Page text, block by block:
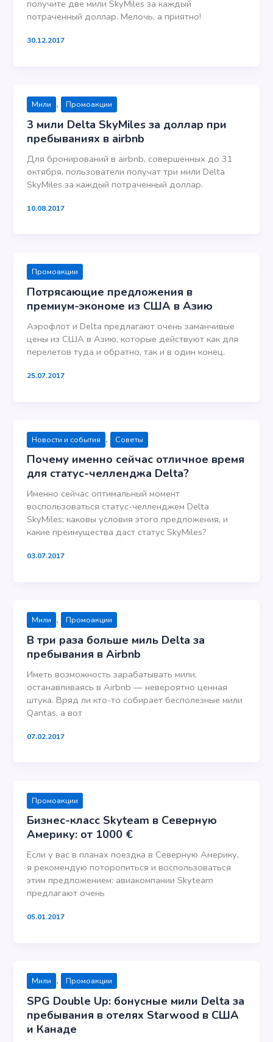
получите две мили SkyMiles за каждый
потраченный доллар. Мелочь, а приятно!
30.12.2017
Мили , Промоакции
3 мили Delta SkyMiles за доллар при
пребываниях в airbnb
Для бронирований в airbnb, совершенных до 31
октября, пользователи получат три мили Delta
SkyMiles за каждый потраченный доллар.
10.08.2017
Промоакции
Потрясающие предложения в
премиум-экономе из США в Азию
Аэрофлот и Delta предлагают очень заманчивые
цены из США в Азию, которые действуют как для
перелетов туда и обратно, так и в один конец.
25.07.2017
Новости и события , Советы
Почему именно сейчас отличное время
для статус-челленджа Delta?
Именно сейчас оптимальный момент
воспользоваться статус-челленджем Delta
SkyMiles; каковы условия этого предложения, и
какие преимущества даст статус SkyMiles?
03.07.2017
Мили , Промоакции
В три раза больше миль Delta за
пребывания в Airbnb
Иметь возможность зарабатывать мили,
останавливаясь в Airbnb — невероятно ценная
штука. Вряд ли кто-то собирает бесполезные мили
Qantas, а вот
07.02.2017
Промоакции
Бизнес-класс Skyteam в Северную
Америку: от 1000 €
Если у вас в планах поездка в Северную Америку,
я рекомендую поторопиться и воспользоваться
этим предложением: авиакомпании Skyteam
предлагают очень
05.01.2017
Мили , Промоакции
SPG Double Up: бонусные мили Delta за
пребывания в отелях Starwood в США
и Канаде